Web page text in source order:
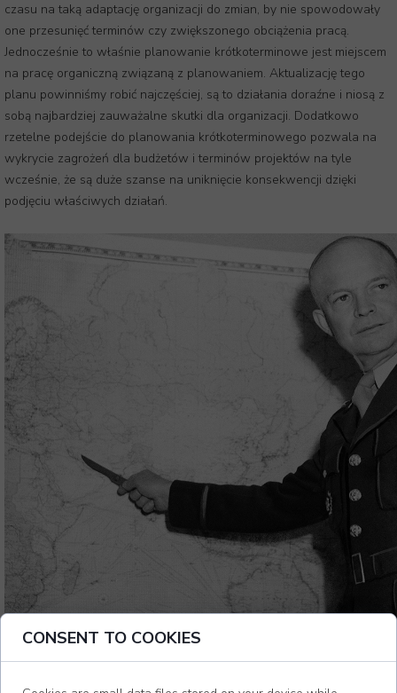
czasu na taką adaptację organizacji do zmian, by nie spowodowały
one przesunięć terminów czy zwiększonego obciążenia pracą.
Jednocześnie to właśnie planowanie krótkoterminowe jest miejscem
na pracę organiczną związaną z planowaniem. Aktualizację tego
planu powinniśmy robić najczęściej, są to działania doraźne i niosą z
sobą najbardziej zauważalne skutki dla organizacji. Dodatkowo
rzetelne podejście do planowania krótkoterminowego pozwala na
wykrycie zagrożeń dla budżetów i terminów projektów na tyle
wcześnie, że są duże szanse na uniknięcie konsekwencji dzięki
podjęciu właściwych działań.
CONSENT TO COOKIES